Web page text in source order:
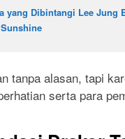
yang Dibintangi Lee Jung
tanpa alasan, tapi
serta para